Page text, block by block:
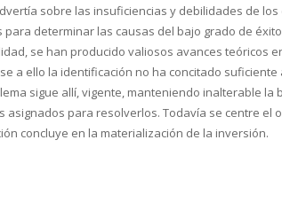
sobre las insuficiencias y debilidades de
determinar las causas del bajo grado de
se han producido valiosos avances
a ello la identificación no ha concitado
sigue allí, vigente, manteniendo inalterable
para resolverlos. Todavía se centre
concluye en la materialización de la inversión.